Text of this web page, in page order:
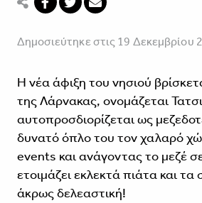
Δημοσιεύτηκε στις 19 Δεκεμβρίου
Η νέα άφιξη του νησιού
της Λάρνακας, ονομάζεται
αυτοπροσδιορίζεται ως
δυνατό όπλο του τον χαλαρό
events και ανάγοντας το μεζέ
ετοιμάζει εκλεκτά πιάτα και τα
άκρως δελεαστική!